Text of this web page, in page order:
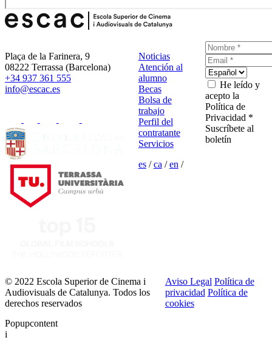
Plaça de la Farinera, 9
08222 Terrassa (Barcelona)
+34 937 361 555
info@escac.es
Noticias
Atención al
alumno
Becas
Bolsa de
trabajo
Perfil del
contratante
Servicios
es/ca /en /
He leído y
acepto la
Política de
Privacidad *
Suscríbete al
boletín
© 2022 Escola Superior de Cinema i
Audiovisuals de Catalunya. Todos los
derechos reservados
Aviso Legal Política de
privacidad Política de
cookies
Popupcontent
i